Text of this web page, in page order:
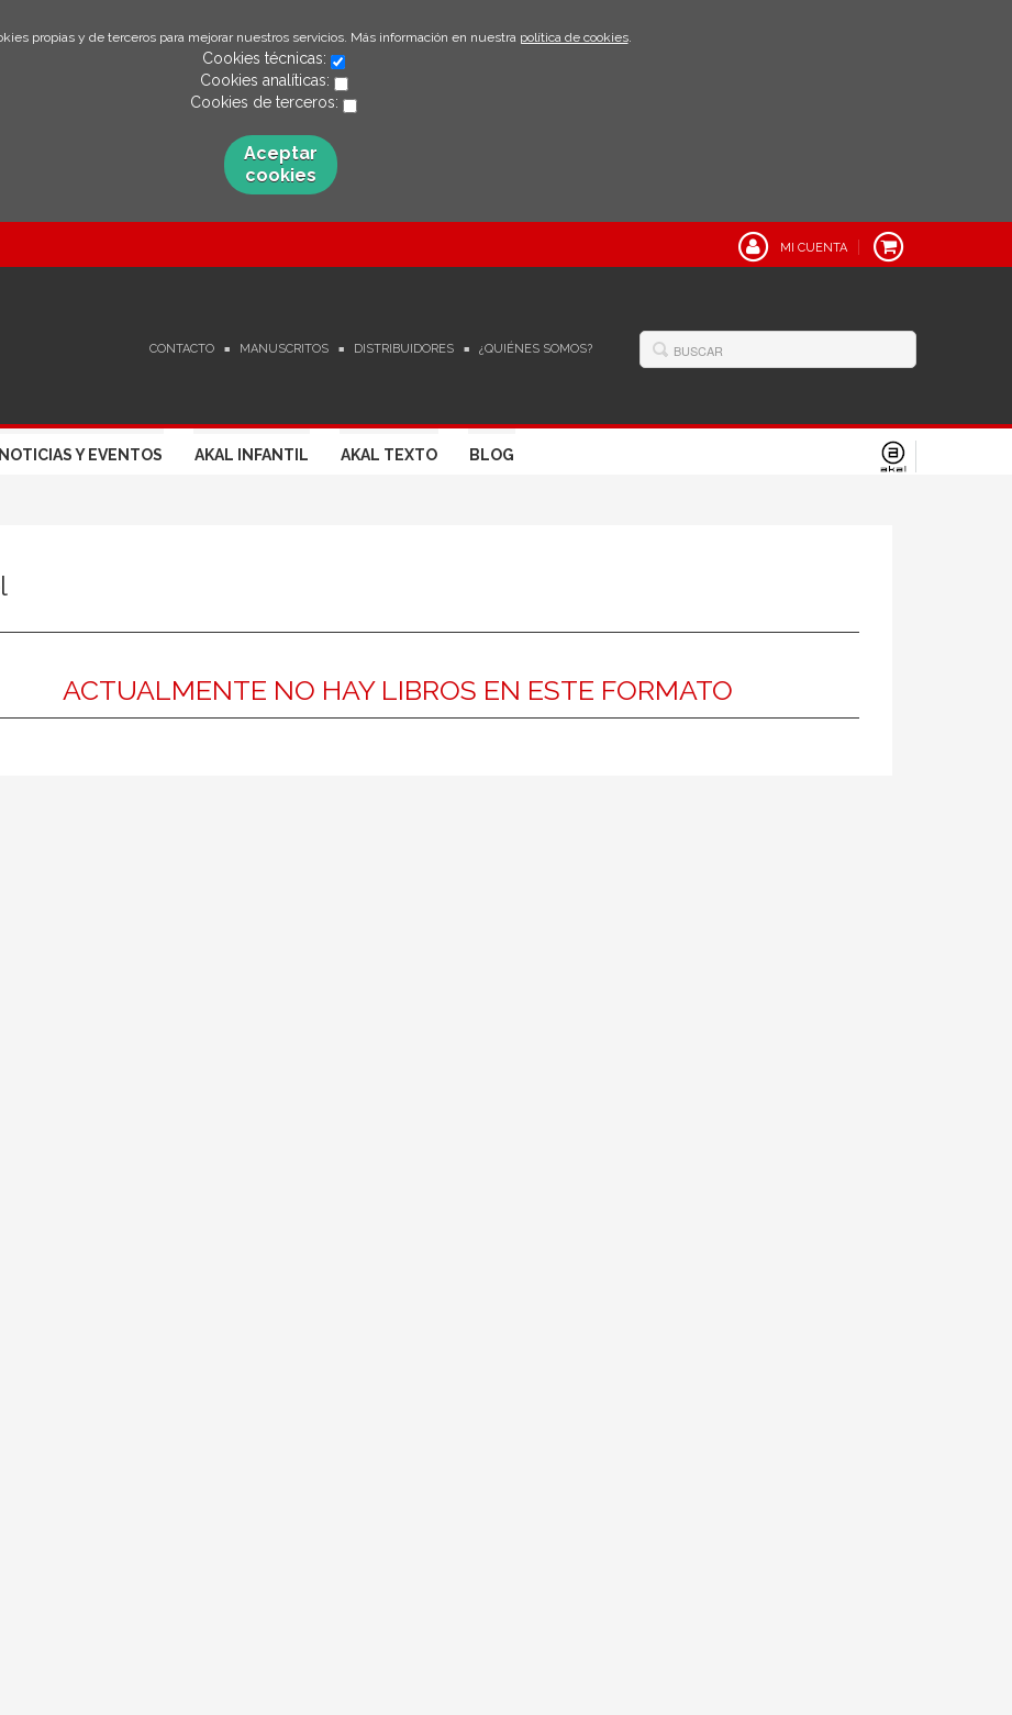
propias y de terceros para mejorar nuestros servicios. Más información en nuestra política de cookies.
Cookies técnicas:
Cookies analíticas:
Cookies de terceros:
Aceptar
cookies
MI CUENTA
CONTACTO MANUSCRITOS DISTRIBUIDORES ¿QUIÉNES SOMOS?
NOTICIAS Y EVENTOS AKAL INFANTIL AKAL TEXTO BLOG
ACTUALMENTE NO HAY LIBROS EN ESTE FORMATO